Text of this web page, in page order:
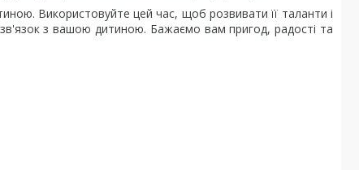
Використовуйте цей час, щоб розвивати її таланти і
з вашою дитиною. Бажаємо вам пригод, радості та